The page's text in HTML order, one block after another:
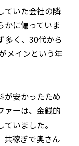
ていた会社の隣
かに偏っていま
多く、30代から
メインという年
が安かったため
ァーは、金銭的
いました。
共稼ぎで奥さん